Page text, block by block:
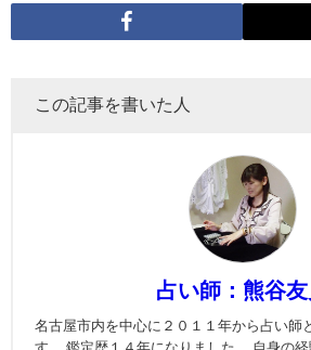
この記事を書いた人
占い師：熊谷
名古屋市内を中心に２０１１年から占い師